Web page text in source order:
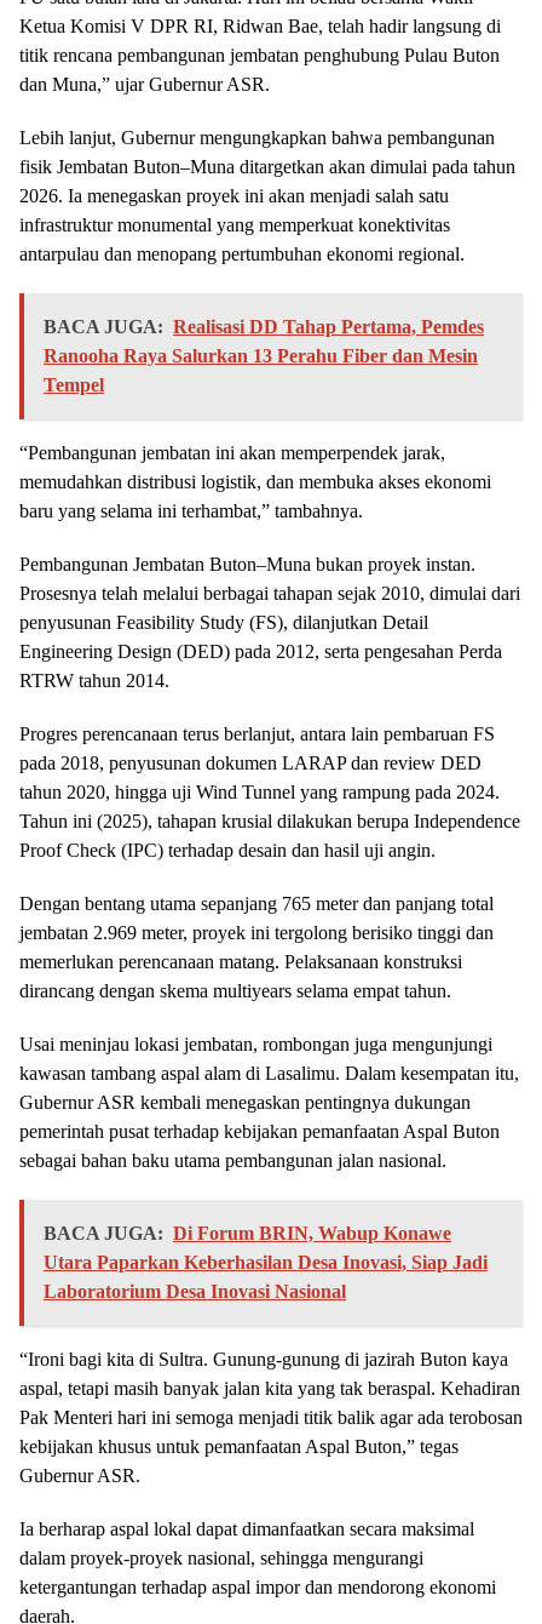
Ketua Komisi V DPR RI, Ridwan Bae, telah hadir langsung di
titik rencana pembangunan jembatan penghubung Pulau Buton
dan Muna,” ujar Gubernur ASR.
Lebih lanjut, Gubernur mengungkapkan bahwa pembangunan
fisik Jembatan Buton–Muna ditargetkan akan dimulai pada tahun
2026. Ia menegaskan proyek ini akan menjadi salah satu
infrastruktur monumental yang memperkuat konektivitas
antarpulau dan menopang pertumbuhan ekonomi regional.
BACA JUGA: Realisasi DD Tahap Pertama, Pemdes
Ranooha Raya Salurkan 13 Perahu Fiber dan Mesin
Tempel
“Pembangunan jembatan ini akan memperpendek jarak,
memudahkan distribusi logistik, dan membuka akses ekonomi
baru yang selama ini terhambat,” tambahnya.
Pembangunan Jembatan Buton–Muna bukan proyek instan.
Prosesnya telah melalui berbagai tahapan sejak 2010, dimulai dari
penyusunan Feasibility Study (FS), dilanjutkan Detail
Engineering Design (DED) pada 2012, serta pengesahan Perda
RTRW tahun 2014.
Progres perencanaan terus berlanjut, antara lain pembaruan FS
pada 2018, penyusunan dokumen LARAP dan review DED
tahun 2020, hingga uji Wind Tunnel yang rampung pada 2024.
Tahun ini (2025), tahapan krusial dilakukan berupa Independence
Proof Check (IPC) terhadap desain dan hasil uji angin.
Dengan bentang utama sepanjang 765 meter dan panjang total
jembatan 2.969 meter, proyek ini tergolong berisiko tinggi dan
memerlukan perencanaan matang. Pelaksanaan konstruksi
dirancang dengan skema multiyears selama empat tahun.
Usai meninjau lokasi jembatan, rombongan juga mengunjungi
kawasan tambang aspal alam di Lasalimu. Dalam kesempatan itu,
Gubernur ASR kembali menegaskan pentingnya dukungan
pemerintah pusat terhadap kebijakan pemanfaatan Aspal Buton
sebagai bahan baku utama pembangunan jalan nasional.
BACA JUGA: Di Forum BRIN, Wabup Konawe
Utara Paparkan Keberhasilan Desa Inovasi, Siap Jadi
Laboratorium Desa Inovasi Nasional
“Ironi bagi kita di Sultra. Gunung-gunung di jazirah Buton kaya
aspal, tetapi masih banyak jalan kita yang tak beraspal. Kehadiran
Pak Menteri hari ini semoga menjadi titik balik agar ada terobosan
kebijakan khusus untuk pemanfaatan Aspal Buton,” tegas
Gubernur ASR.
Ia berharap aspal lokal dapat dimanfaatkan secara maksimal
dalam proyek-proyek nasional, sehingga mengurangi
ketergantungan terhadap aspal impor dan mendorong ekonomi
daerah.